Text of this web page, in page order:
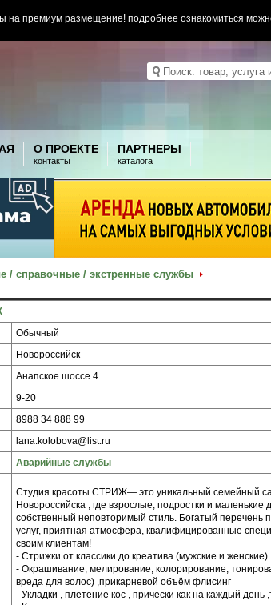
на премиум размещение! подробнее ознакомиться
О ПРОЕКТЕ
контакты
ПАРТНЕРЫ
каталога
/ справочные / экстренные службы
Обычный
Новороссийск
Анапское шоссе 4
9-20
8988 34 888 99
lana.kolobova@list.ru
Аварийные службы
Студия красоты СТРИЖ— это уникальный семейный
Новороссийска , где взрослые, подростки и маленькие
собственный неповторимый стиль. Богатый перечень
услуг, приятная атмосфера, квалифицированные
своим клиентам!
- Стрижки от классики до креатива (мужские и женские)
- Окрашивание, мелирование, колорирование,
вреда для волос) ,прикарневой объём флисинг
- Укладки , плетение кос , прически как на каждый день